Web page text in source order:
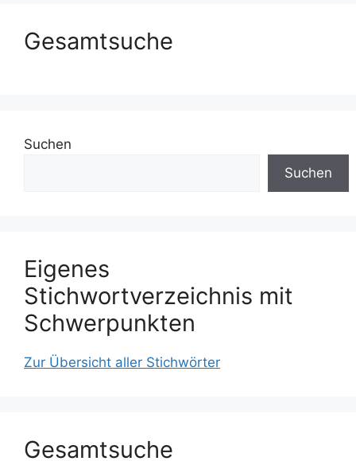
Gesamtsuche
Suchen
Suchen
Eigenes
Stichwortverzeichnis mit
Schwerpunkten
Zur Übersicht aller Stichwörter
Gesamtsuche